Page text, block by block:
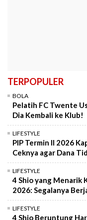
TERPOPULER
BOLA
Pelatih FC Twente
Dia Kembali ke Klub!
LIFESTYLE
PIP Termin II 2026
Ceknya agar Dana
LIFESTYLE
4 Shio yang Menarik
2026: Segalanya
LIFESTYLE
4 Shio Beruntung